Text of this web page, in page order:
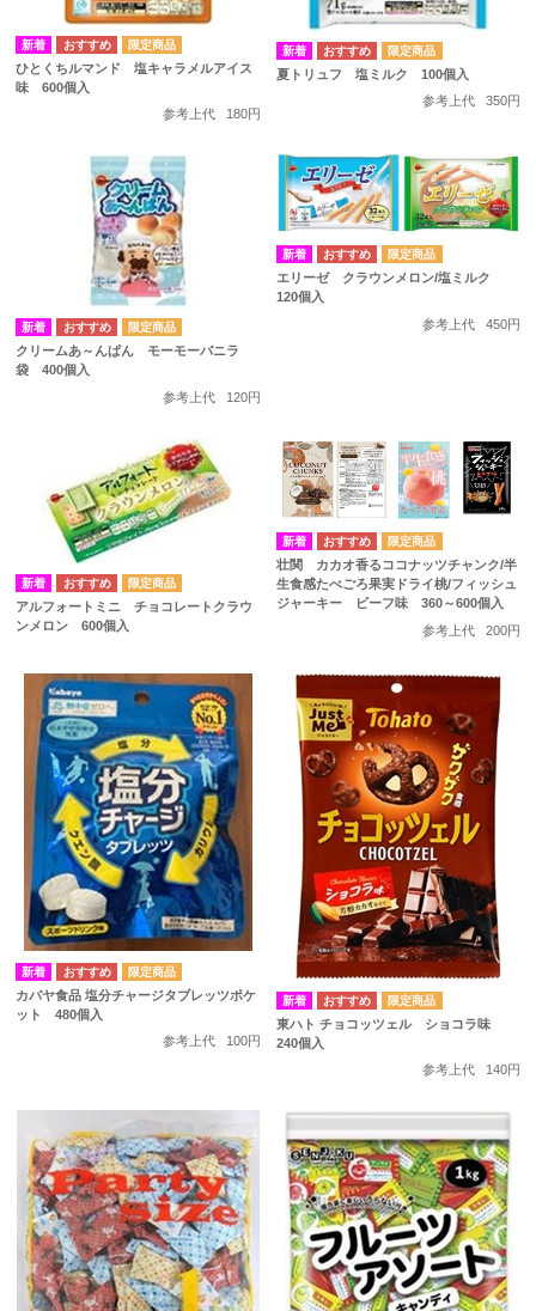
ひとくちルマンド 塩キャラメルアイス
味 600個入
参考上代
180円
夏トリュフ 塩ミルク 100個入
参考上代
350円
クリームあ～んぱん モーモーバニラ
袋 400個入
参考上代
120円
エリーゼ クラウンメロン/塩ミルク
120個入
参考上代
450円
アルフォートミニ チョコレートクラウ
ンメロン 600個入
壮関 カカオ香るココナッツチャンク/半
生食感たべごろ果実ドライ桃/フィッシュ
ジャーキー ビーフ味 360～600個入
参考上代
200円
カバヤ食品 塩分チャージタブレッツポケ
ット 480個入
参考上代
100円
東ハト チョコッツェル ショコラ味
240個入
参考上代
140円